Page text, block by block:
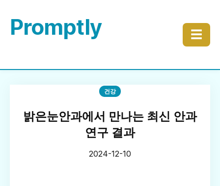
Promptly ☰
건강
밝은눈안과에서 만나는 최신 안과
연구 결과
2024-12-10